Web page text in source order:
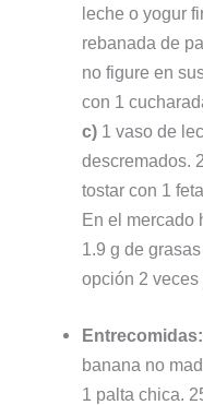
leche o yogur
rebanada de
no figure en
con 1
c)1 vaso de
descremados.
tostar con 1
En el mercado
1.9 g de
opción 2 veces
Entrecomidas:
banana no
1 palta chica.